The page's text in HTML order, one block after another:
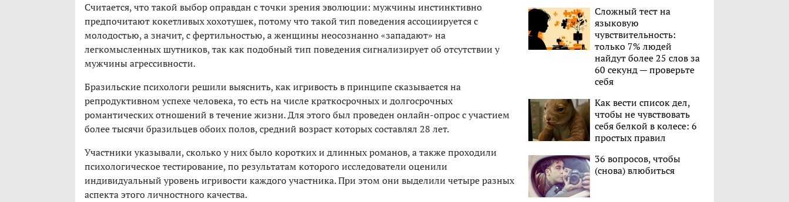
Считается, что такой выбор оправдан с точки зрения эволюции: мужчины инстинктивно
предпочитают кокетливых хохотушек, потому что такой тип поведения ассоциируется с
молодостью, а значит, с фертильностью, а женщины неосознанно «западают» на
легкомысленных шутников, так как подобный тип поведения сигнализирует об отсутствии у
мужчины агрессивности.
Бразильские психологи решили выяснить, как игривость в принципе сказывается на
репродуктивном успехе человека, то есть на числе краткосрочных и долгосрочных
романтических отношений в течение жизни. Для этого был проведен онлайн-опрос с участием
более тысячи бразильцев обоих полов, средний возраст которых составлял 28 лет.
Участники указывали, сколько у них было коротких и длинных романов, а также проходили
психологическое тестирование, по результатам которого исследователи оценили
индивидуальный уровень игривости каждого участника. При этом они выделили четыре разных
аспекта этого личностного качества.
Сложный тест на
языковую
чувствительность:
только 7% людей
найдут более 25 слов за
60 секунд — проверьте
себя
Как вести список дел,
чтобы не чувствовать
себя белкой в колесе: 6
простых правил
36 вопросов, чтобы
(снова) влюбиться